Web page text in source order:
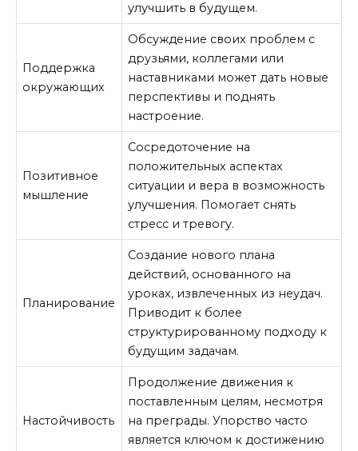
улучшить в будущем.
Поддержка
окружающих
Обсуждение своих проблем с
друзьями, коллегами или
наставниками может дать новые
перспективы и поднять
настроение.
Позитивное
мышление
Сосредоточение на
положительных аспектах
ситуации и вера в возможность
улучшения. Помогает снять
стресс и тревогу.
Планирование
Создание нового плана
действий, основанного на
уроках, извлеченных из неудач.
Приводит к более
структурированному подходу к
будущим задачам.
Настойчивость
Продолжение движения к
поставленным целям, несмотря
на преграды. Упорство часто
является ключом к достижению